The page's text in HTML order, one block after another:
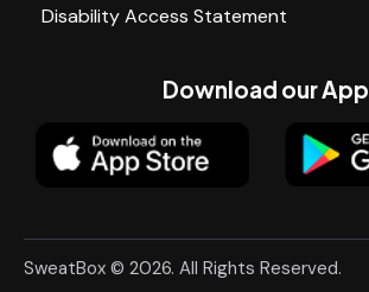
Disability Access Statement
Download our App
SweatBox © 2026. All Rights Reserved.